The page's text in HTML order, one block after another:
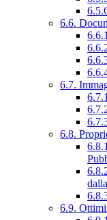
6.6.
6.7.
6.8.
6.9.